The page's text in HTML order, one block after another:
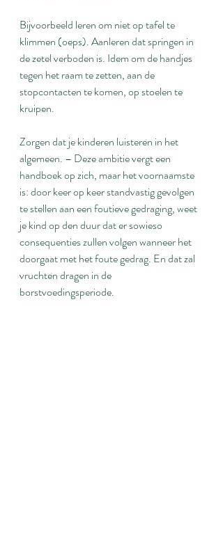
Bijvoorbeeld leren om niet op tafel te
klimmen (oeps). Aanleren dat springen in
de zetel verboden is. Idem om de handjes
tegen het raam te zetten, aan de
stopcontacten te komen, op stoelen te
kruipen.
Zorgen dat je kinderen luisteren in het
algemeen. – Deze ambitie vergt een
handboek op zich, maar het voornaamste
is: door keer op keer standvastig gevolgen
te stellen aan een foutieve gedraging, weet
je kind op den duur dat er sowieso
consequenties zullen volgen wanneer het
doorgaat met het foute gedrag. En dat zal
vruchten dragen in de
borstvoedingsperiode.